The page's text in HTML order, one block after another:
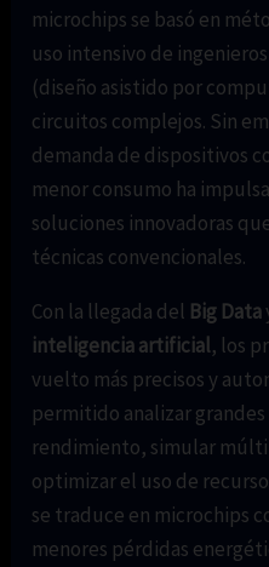
microchips se basó en
uso intensivo de
(diseño asistido por
circuitos complejos. Sin
demanda de dispositivos
menor consumo ha
soluciones innovadoras
técnicas convencionales.
Con la llegada del Big Data
inteligencia artificial, los
vuelto más precisos y
permitido analizar
rendimiento, simular
optimizar el uso de
se traduce en microchips
menores pérdidas